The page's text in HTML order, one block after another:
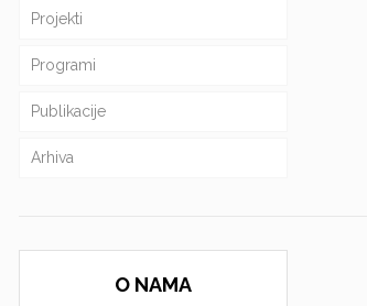
Projekti
Programi
Publikacije
Arhiva
O NAMA